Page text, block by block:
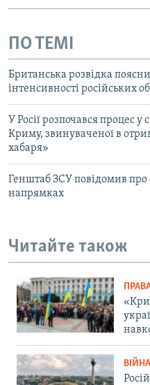
ПО ТЕМІ
Британська розвідка
інтенсивності російських
У Росії розпочався процес у
Криму, звинуваченої в
хабаря»
Генштаб ЗСУ повідомив про
напрямках
Читайте також